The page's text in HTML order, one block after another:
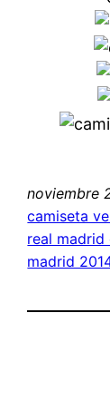
noviembre
camiseta
real madrid
madrid